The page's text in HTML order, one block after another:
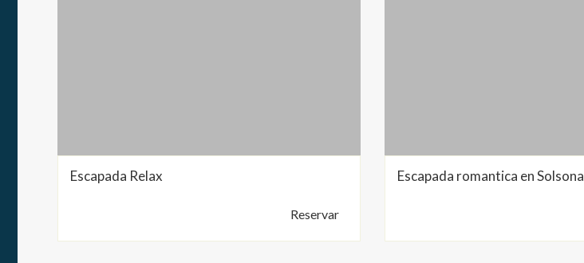
Escapada Relax
Reservar
Escapada romantica en Solsona